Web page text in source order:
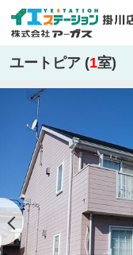
ユートピア (1室)